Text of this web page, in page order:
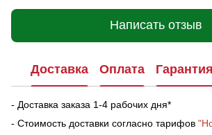
Написать отзыв
Доставка Оплата Гарантия
- Доставка заказа 1-4 рабочих дня*
- Стоимость доставки согласно тарифов